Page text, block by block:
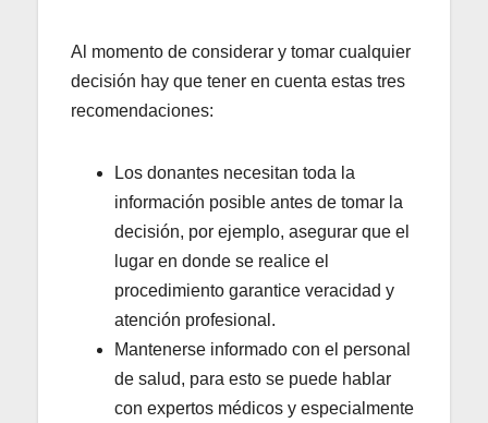
Al momento de considerar y tomar cualquier
decisión hay que tener en cuenta estas tres
recomendaciones:
Los donantes necesitan toda la
información posible antes de tomar la
decisión, por ejemplo, asegurar que el
lugar en donde se realice el
procedimiento garantice veracidad y
atención profesional.
Mantenerse informado con el personal
de salud, para esto se puede hablar
con expertos médicos y especialmente